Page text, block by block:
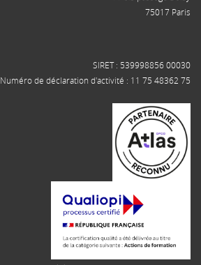
75017 Paris
SIRET : 539998856 00030
Numéro de déclaration d'activité : 11 75 48362 75